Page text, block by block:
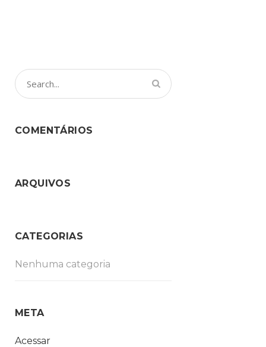
COMENTÁRIOS
ARQUIVOS
CATEGORIAS
Nenhuma categoria
META
Acessar